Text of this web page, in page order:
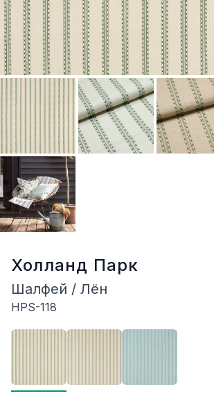
Холланд Парк
Шалфей / Лён
HPS-118